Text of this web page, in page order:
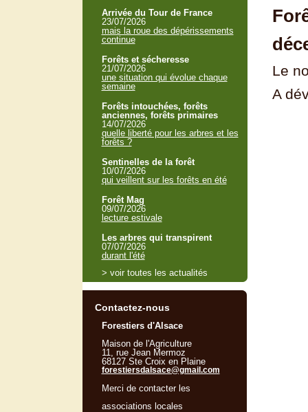
Le
A
Arrivée du Tour de France
23/07/2026
mais la roue des dépérissements
continue
Forêts et sécheresse
21/07/2026
une situation qui évolue chaque
semaine
Forêts intouchées, forêts
anciennes, forêts primaires
14/07/2026
quelle liberté pour les arbres et les
forêts ?
Sentinelles de la forêt
10/07/2026
qui veillent sur les forêts en été
Forêt Mag
09/07/2026
lecture estivale
Les arbres qui transpirent
07/07/2026
durant l'été
> voir toutes les actualités
Contactez-nous
Forestiers d'Alsace
Maison de l'Agriculture
11, rue Jean Mermoz
68127 Ste Croix en Plaine
forestiersdalsace@gmail.com
Merci de contacter les
associations locales